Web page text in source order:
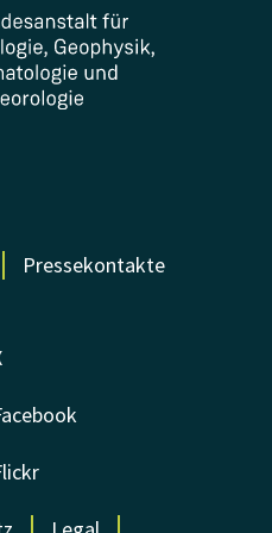
Pressekontakte